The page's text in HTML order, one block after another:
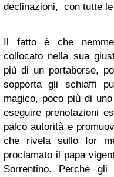
declinazioni, con tutte
Il fatto è che
collocato nella sua
più di un portaborse,
sopporta gli schiaffi
magico, poco più di
eseguire prenotazioni
palco autorità e
che rivela sullo Ior
proclamato il papa
Sorrentino. Perché